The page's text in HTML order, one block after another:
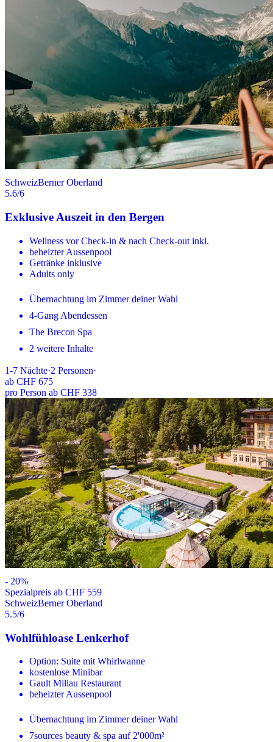
SchweizBerner Oberland
5.6/6
Exklusive Auszeit in den Bergen
Wellness vor Check-in & nach Check-out inkl.
beheizter Aussenpool
Getränke inklusive
Adults only
Übernachtung im Zimmer deiner Wahl
4-Gang Abendessen
The Brecon Spa
2 weitere Inhalte
1-7 Nächte·2 Personen·
ab CHF 675
pro Person ab CHF 338
- 20%
Spezialpreis ab CHF 559
SchweizBerner Oberland
5.5/6
Wohlfühloase Lenkerhof
Option: Suite mit Whirlwanne
kostenlose Minibar
Gault Millau Restaurant
beheizter Aussenpool
Übernachtung im Zimmer deiner Wahl
7sources beauty & spa auf 2'000m²